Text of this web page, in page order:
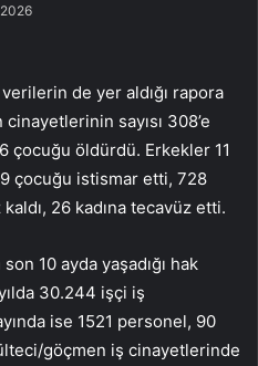
de yer aldığı rapora
sayısı 308’e
çocuğu öldürdü. Erkekler 11
çocuğu istismar etti, 728
26 kadına tecavüz etti.
10 ayda yaşadığı hak
30.244 işçi iş
ise 1521 personel, 90
göçmen iş cinayetlerinde